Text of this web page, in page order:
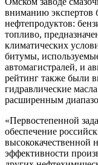
вниманию экспертов
нефтепродуктов:
топливо,
климатических
битумы,
автомагистралей, и
рейтинг также были
гидравлические
расширенным
«Первостепенной
обеспечение
эффективности